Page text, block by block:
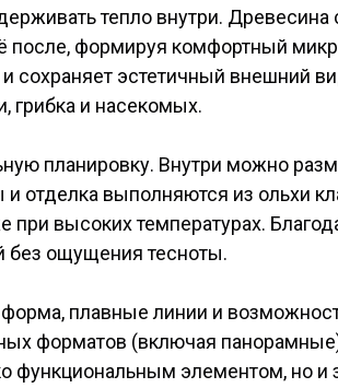
тепло внутри. Древесина
после, формируя комфортный
сохраняет эстетичный внешний
грибка и насекомых.
планировку. Внутри можно
отделка выполняются из ольхи
при высоких температурах.
без ощущения тесноты.
плавные линии и
форматов (включая
функциональным элементом, но и